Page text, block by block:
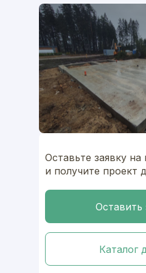
Оставьте заявку
и получите проект
Оставить
Каталог